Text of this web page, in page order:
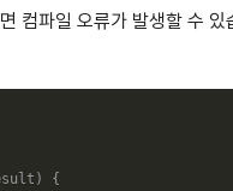
컴파일 오류가 발생할 수 있
) {